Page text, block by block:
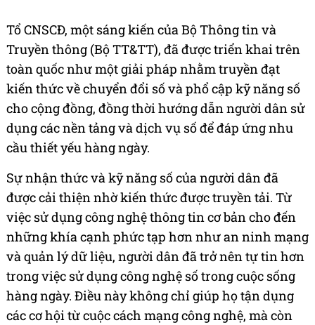
Tổ CNSCĐ, một sáng kiến của Bộ Thông tin và
Truyền thông (Bộ TT&TT), đã được triển khai trên
toàn quốc như một giải pháp nhằm truyền đạt
kiến thức về chuyển đổi số và phổ cập kỹ năng số
cho cộng đồng, đồng thời hướng dẫn người dân sử
dụng các nền tảng và dịch vụ số để đáp ứng nhu
cầu thiết yếu hàng ngày.
Sự nhận thức và kỹ năng số của người dân đã
được cải thiện nhờ kiến thức được truyền tải. Từ
việc sử dụng công nghệ thông tin cơ bản cho đến
những khía cạnh phức tạp hơn như an ninh mạng
và quản lý dữ liệu, người dân đã trở nên tự tin hơn
trong việc sử dụng công nghệ số trong cuộc sống
hàng ngày. Điều này không chỉ giúp họ tận dụng
các cơ hội từ cuộc cách mạng công nghệ, mà còn